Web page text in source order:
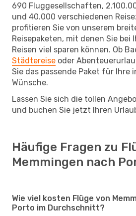
690 Fluggesellschaften,
und 40.000 verschiedenen
profitieren Sie von unserem
Reisepaketen, mit denen Sie bei
Reisen viel sparen können. Ob
Städtereise oder
Sie das passende Paket für Ihre
Wünsche.
Lassen Sie sich die tollen
und buchen Sie jetzt Ihren
Häufige Fragen zu
Memmingen nach
Wie viel kosten Flüge von
Porto im Durchschnitt?